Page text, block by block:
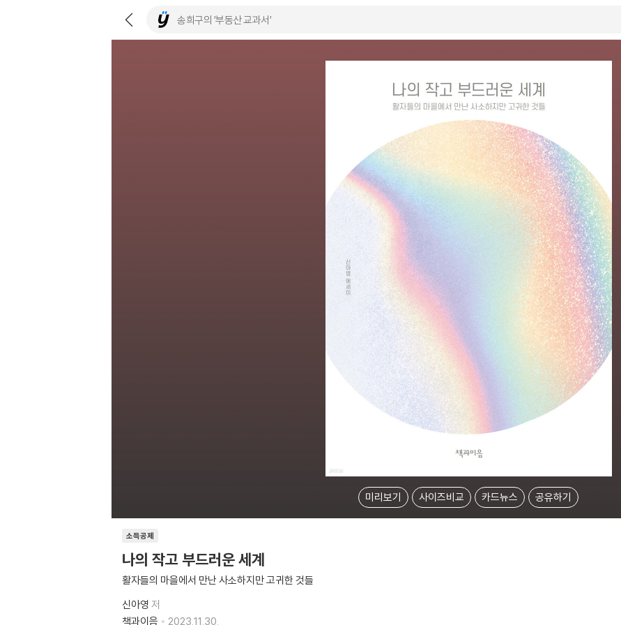
미리보기 사이즈비교 카드뉴스 공유하기
소득공제
나의 작고 부드러운 세계
활자들의 마을에서 만난 사소하지만 고귀한 것들
신아영 저
책과이음
2023.11.30.